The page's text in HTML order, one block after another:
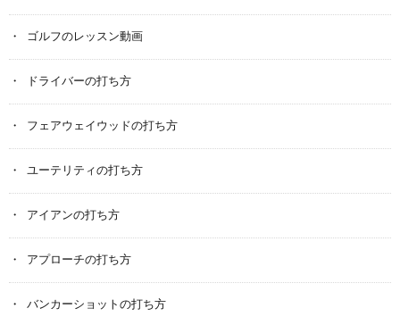
ゴルフのレッスン動画
ドライバーの打ち方
フェアウェイウッドの打ち方
ユーテリティの打ち方
アイアンの打ち方
アプローチの打ち方
バンカーショットの打ち方